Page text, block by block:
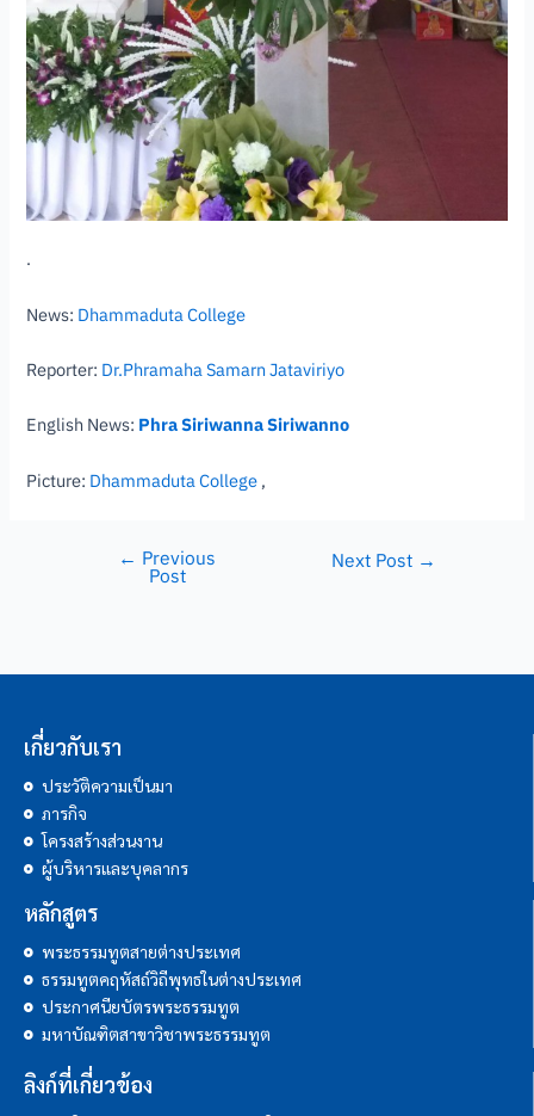
.
News: Dhammaduta College
Reporter: Dr.Phramaha Samarn Jataviriyo
English News: Phra Siriwanna Siriwanno
Picture: Dhammaduta College ,
← Previous
Post
Next Post →
เกี่ยวกับเรา
ประวัติความเป็นมา
ภารกิจ
โครงสร้างส่วนงาน
ผู้บริหารและบุคลากร
หลักสูตร
พระธรรมทูตสายต่างประเทศ
ธรรมทูตคฤหัสถ์วิถีพุทธในต่างประเทศ
ประกาศนียบัตรพระธรรมทูต
มหาบัณฑิตสาขาวิชาพระธรรมทูต
ลิงก์ที่เกี่ยวข้อง